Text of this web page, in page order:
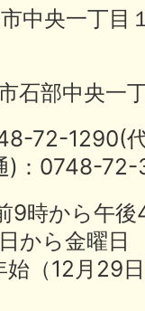
中央一丁目
石部中央一
72-
)：0748-
9時から午
から金曜日
（12月29